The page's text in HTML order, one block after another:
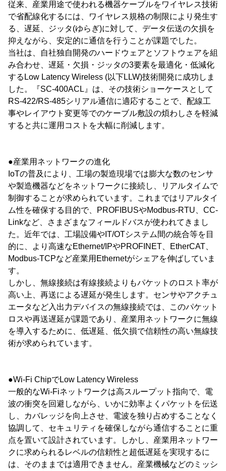
従来、産業用途で使われる機器ケーブルをワイヤレス技術
で省配線化するには、ワイヤレス規格の制限により発生す
る、遅延、ジッタ(ゆらぎ)に対して、データ伝送の欠損を
抑えながら、安定的に通信を行うことが課題でした。
当社は、自社独自開発のハードウェアとソフトウェアを組
み合わせ、遅延・欠損・ジッタの3要素を最適化・低減化
するLow Latency Wireless (以下LLW)技術開発に成功しま
した。『SC-400ACL』は、その技術ショーケースとして
RS-422/RS-485シリアル通信に適応することで、配線工
事やレイアウト変更等でのケーブル敷設の煩わしさを軽減
すると共に運用コストを大幅に削減します。
●産業用ネットワークの進化
IoTの普及により、工場の製造現場では膨大な数のセンサ
や製造機器などをネットワークに接続し、リアルタイムで
制御することが求められています。これまではリアルタイ
ム性を確保する目的で、PROFIBUSやModbus-RTU、CC-
Linkなど、さまざまなフィールドバスが使われてきまし
た。近年では、工場設備やIT/OTシステム間の統合等を目
的に、より高速なEthernet/IPやPROFINET、EtherCAT、
Modbus-TCPなど産業用Ethernetがシェアを伸ばしていま
す。
しかし、無線接続は有線接続よりもパケットのロスト率が
高い上、再送による遅延が発生します。センサやアクチュ
エータなど入出力デバイスの無線接続では、このパケット
ロスや再送遅延が課題であり、産業用ネットワークに無線
を導入するために、低遅延、低欠損で信頼性の高い無線技
術が求められています。
●Wi-Fi ChipでLow Latency Wireless
一般的なWi-Fiネットワークは高スループット指向で、電
波の衝突を回避しながら、いかに効率よくパケットを伝送
し、カバレッジを向上させ、電波を独り占めすることなく
協調して、セキュリティを確保しながら通信することに重
点を置いて設計されています。しかし、産業用ネットワー
クに求められるレベルの信頼性と超低遅延を実現するに
は、そのままでは適用できません。産業機械などのミッシ